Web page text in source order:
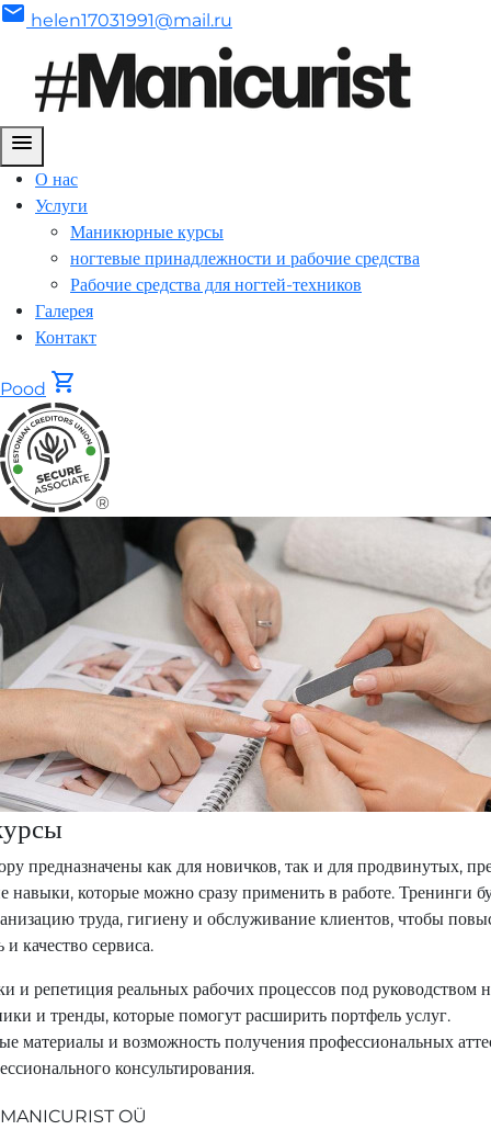
mail helen17031991@mail.ru
menu
О нас
Услуги
Маникюрные курсы
ногтевые принадлежности и рабочие средства
Рабочие средства для ногтей-техников
Галерея
Контакт
Pood shopping_cart
®
Маникюрные
курсы
|
MANICURIST
OÜ
предназначены как для новичков, так и для продвинутых,
навыки, которые можно сразу применить в работе. Тренинги
труда, гигиену и обслуживание клиентов, чтобы
качество сервиса.
и репетиция реальных рабочих процессов под руководством
и тренды, которые помогут расширить портфель услуг.
материалы и возможность получения профессиональных
консультирования.
MANICURIST OÜ